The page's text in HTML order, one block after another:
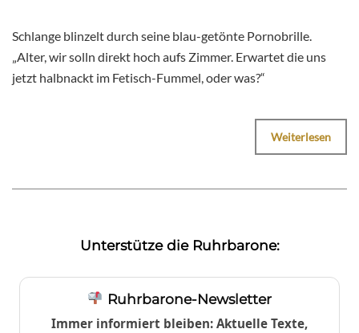
Schlange blinzelt durch seine blau-getönte Pornobrille.
„Alter, wir solln direkt hoch aufs Zimmer. Erwartet die uns
jetzt halbnackt im Fetisch-Fummel, oder was?“
Weiterlesen
Unterstütze die Ruhrbarone:
Ruhrbarone-Newsletter
Immer informiert bleiben: Aktuelle Texte,